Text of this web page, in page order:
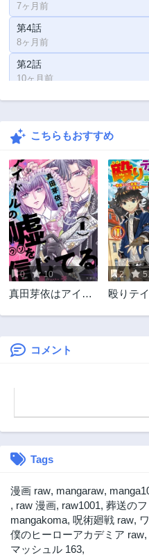
7ヶ月前
第4話
8ヶ月前
第2話
10ヶ月前
こちらもおすすめ
0 10
真田芽依はアイド
2
殴りテ
物使い~
コメント
Tags
漫画 raw, mangaraw,
, raw 漫画, raw1001, 葬送の
mangakoma, 呪術廻戦 raw,
僕のヒーローアカデミア raw,
マッシュル 163,